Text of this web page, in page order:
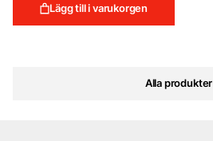
Alla produkter
Lägg till i varukorgen